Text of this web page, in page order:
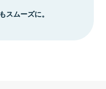
スムーズに。